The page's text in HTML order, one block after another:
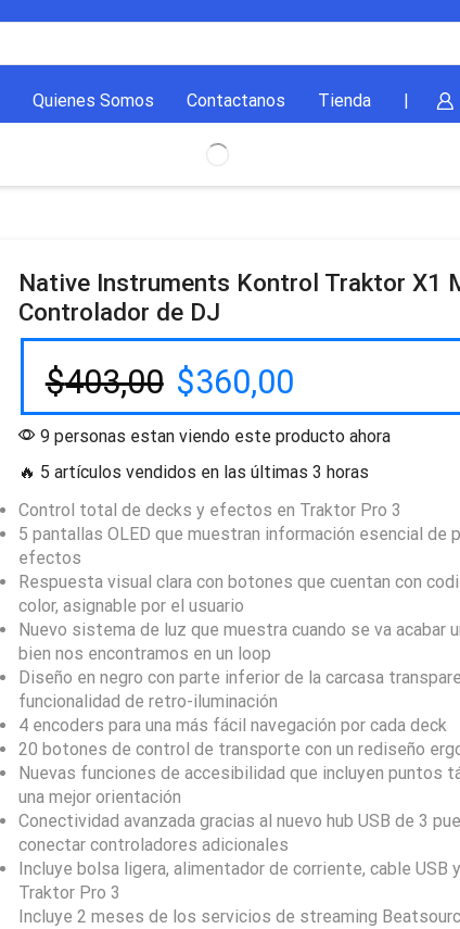
Quienes Somos Contactanos Tienda
Native Instruments Kontrol Traktor X1
Controlador de DJ
$403,00 $360,00
9 personas estan viendo este producto ahora
🔥 5 artículos vendidos en las últimas 3 horas
Control total de decks y efectos en Traktor Pro 3
5 pantallas OLED que muestran información esencial de
efectos
Respuesta visual clara con botones que cuentan con
color, asignable por el usuario
Nuevo sistema de luz que muestra cuando se va acabar
bien nos encontramos en un loop
Diseño en negro con parte inferior de la carcasa
funcionalidad de retro-iluminación
4 encoders para una más fácil navegación por cada deck
20 botones de control de transporte con un rediseño
Nuevas funciones de accesibilidad que incluyen puntos
una mejor orientación
Conectividad avanzada gracias al nuevo hub USB de 3
conectar controladores adicionales
Incluye bolsa ligera, alimentador de corriente, cable USB
Traktor Pro 3
Incluye 2 meses de los servicios de streaming